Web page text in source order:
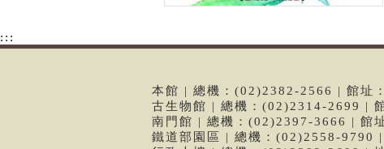
:::
本館 | 總機：(02)2382-2566 | 館址
古生物館 | 總機：(02)2314-2699 |
南門館 | 總機：(02)2397-3666 | 館
鐵道部園區 | 總機：(02)2558-9790